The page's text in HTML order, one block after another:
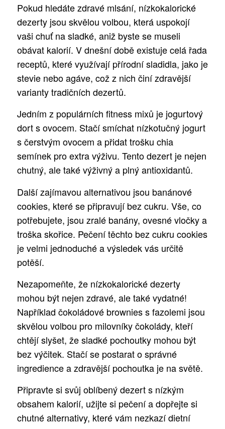
Pokud hledáte zdravé mlsání, nízkokalorické
dezerty jsou skvělou volbou, která uspokojí
vaši chuť na sladké, aniž byste se museli
obávat kalorií. V dnešní době existuje celá řada
receptů, které využívají přírodní sladidla, jako je
stevie nebo agáve, což z nich činí zdravější
varianty tradičních dezertů.
Jedním z populárních fitness mixů je jogurtový
dort s ovocem. Stačí smíchat nízkotučný jogurt
s čerstvým ovocem a přidat trošku chia
semínek pro extra výživu. Tento dezert je nejen
chutný, ale také výživný a plný antioxidantů.
Další zajímavou alternativou jsou banánové
cookies, které se připravují bez cukru. Vše, co
potřebujete, jsou zralé banány, ovesné vločky a
troška skořice. Pečení těchto bez cukru cookies
je velmi jednoduché a výsledek vás určitě
potěší.
Nezapomeňte, že nízkokalorické dezerty
mohou být nejen zdravé, ale také vydatné!
Například čokoládové brownies s fazolemi jsou
skvělou volbou pro milovníky čokolády, kteří
chtějí slyšet, že sladké pochoutky mohou být
bez výčitek. Stačí se postarat o správné
ingredience a zdravější pochoutka je na světě.
Připravte si svůj oblíbený dezert s nízkým
obsahem kalorií, užijte si pečení a dopřejte si
chutné alternativy, které vám nezkazí dietní